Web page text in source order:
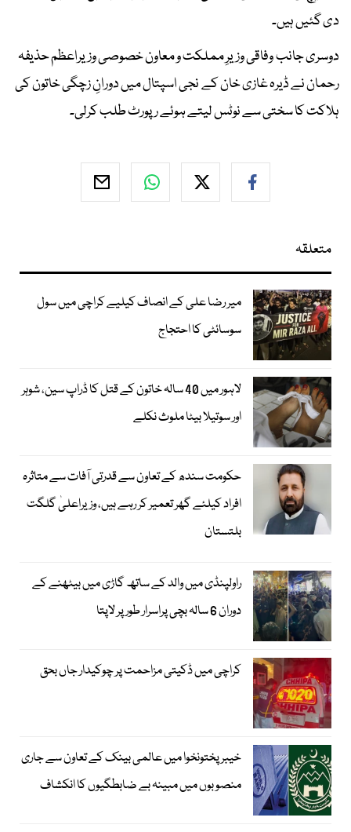
دی گئیں ہیں۔
دوسری جانب وفاقی وزیرِ مملکت و معاون خصوصی وزیراعظم حذیفہ
رحمان نے ڈیرہ غازی خان کے نجی اسپتال میں دورانِ زچگی خاتون کی
ہلاکت کا سختی سے نوٹس لیتے ہوئے رپورٹ طلب کرلی۔
متعلقہ
میر رضا علی کے انصاف کیلیے کراچی میں سول
سوسائٹی کا احتجاج
لاہور میں 40 سالہ خاتون کے قتل کا ڈراپ سین، شوہر
اور سوتیلا بیٹا ملوث نکلے
حکومت سندھ کے تعاون سے قدرتی آفات سے متاثرہ
افراد کیلئے گھر تعمیر کر رہے ہیں، وزیراعلیٰ گلگت
بلتستان
راولپنڈی میں والد کے ساتھ گاڑی میں بیٹھنے کے
دوران 6 سالہ بچی پراسرار طور پر لاپتا
کراچی میں ڈکیتی مزاحمت پر چوکیدار جاں بحق
خیبرپختونخوا میں عالمی بینک کے تعاون سے جاری
منصوبوں میں مبینہ بے ضابطگیوں کا انکشاف